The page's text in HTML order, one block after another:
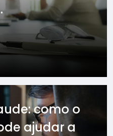
como o
ajudar a